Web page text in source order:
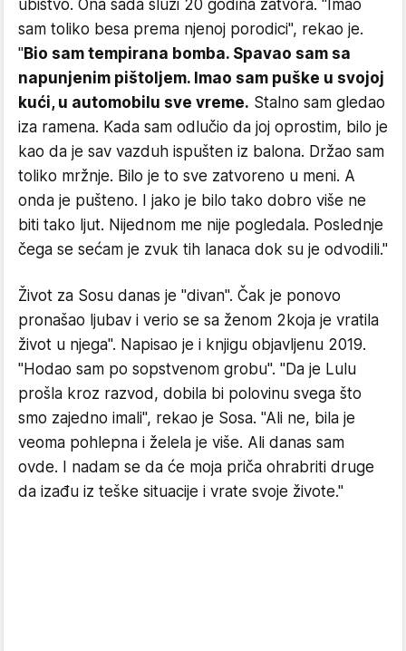
ubistvo. Ona sada služi 20 godina zatvora. "Imao
sam toliko besa prema njenoj porodici", rekao je.
"Bio sam tempirana bomba. Spavao sam sa
napunjenim pištoljem. Imao sam puške u svojoj
kući, u automobilu sve vreme. Stalno sam gledao
iza ramena. Kada sam odlučio da joj oprostim, bilo je
kao da je sav vazduh ispušten iz balona. Držao sam
toliko mržnje. Bilo je to sve zatvoreno u meni. A
onda je pušteno. I jako je bilo tako dobro više ne
biti tako ljut. Nijednom me nije pogledala. Poslednje
čega se sećam je zvuk tih lanaca dok su je odvodili."
Život za Sosu danas je "divan". Čak je ponovo
pronašao ljubav i verio se sa ženom 2koja je vratila
život u njega". Napisao je i knjigu objavljenu 2019.
"Hodao sam po sopstvenom grobu". "Da je Lulu
prošla kroz razvod, dobila bi polovinu svega što
smo zajedno imali", rekao je Sosa. "Ali ne, bila je
veoma pohlepna i želela je više. Ali danas sam
ovde. I nadam se da će moja priča ohrabriti druge
da izađu iz teške situacije i vrate svoje živote."